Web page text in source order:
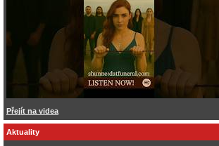
Přejít na videa
Aktuality